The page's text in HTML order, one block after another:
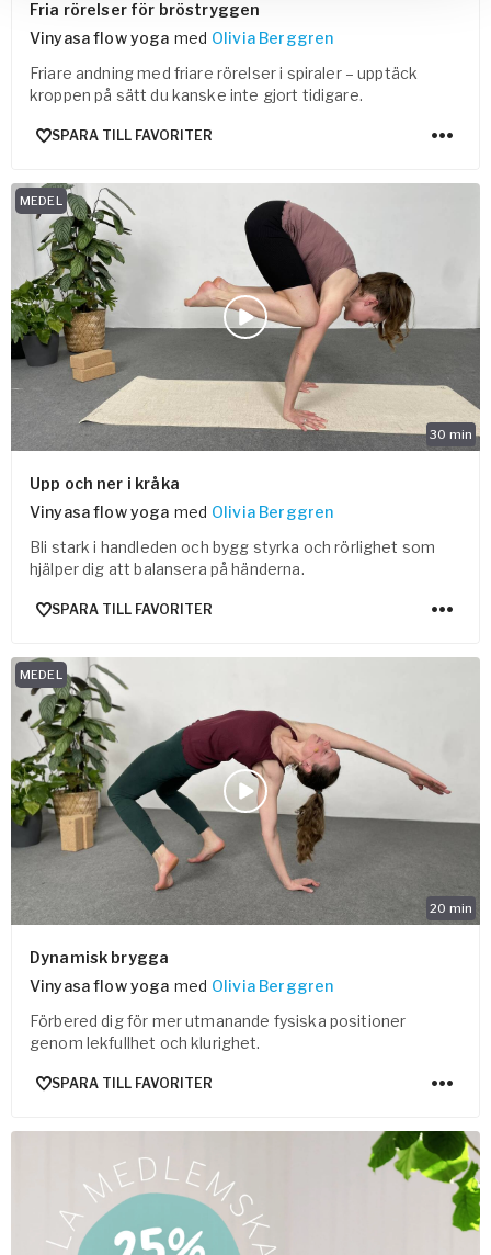
Fria rörelser för bröstryggen
Vinyasa flow yoga med Olivia Berggren
Friare andning med friare rörelser i spiraler – upptäck
kroppen på sätt du kanske inte gjort tidigare.
SPARA TILL FAVORITER
30 min
MEDEL
Upp och ner i kråka
Vinyasa flow yoga med Olivia Berggren
Bli stark i handleden och bygg styrka och rörlighet som
hjälper dig att balansera på händerna.
SPARA TILL FAVORITER
20 min
MEDEL
Dynamisk brygga
Vinyasa flow yoga med Olivia Berggren
Förbered dig för mer utmanande fysiska positioner
genom lekfullhet och klurighet.
SPARA TILL FAVORITER